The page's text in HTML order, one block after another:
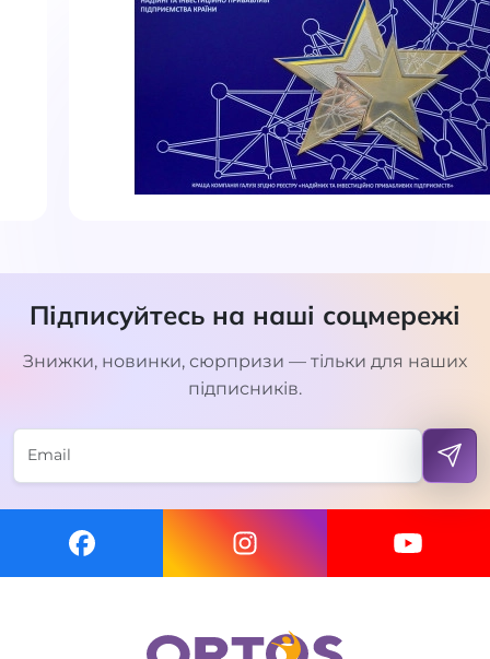
Підписуйтесь на наші соцмережі
Знижки, новинки, сюрпризи — тільки для наших
підписників.